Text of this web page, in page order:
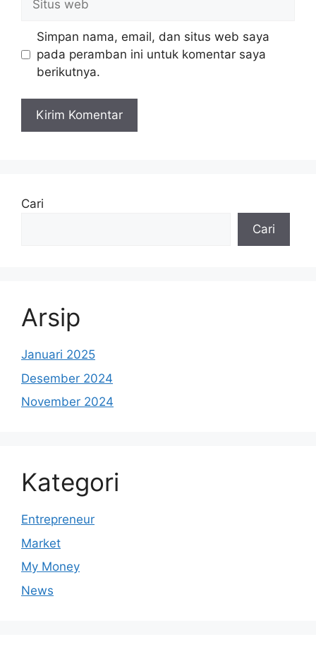
web
Simpan nama, email, dan situs web saya
pada peramban ini untuk komentar saya
berikutnya.
Cari
Cari
Arsip
Januari 2025
Desember 2024
November 2024
Kategori
Entrepreneur
Market
My Money
News